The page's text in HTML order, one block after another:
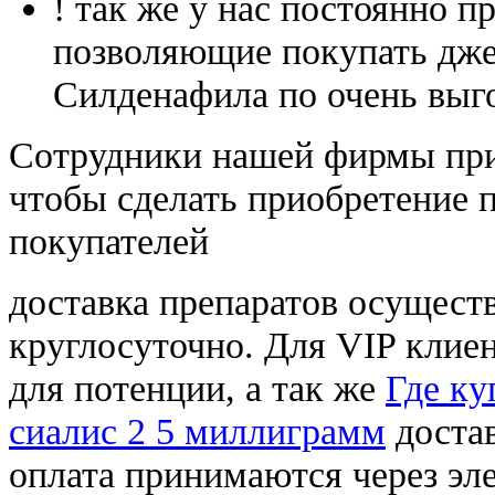
позволяющие покупать
Силденафила по очень
Cотрудники нашей фирмы
чтобы сделать приобретение
покупателей
доставка препаратов
круглосуточно. Для VIP
для потенции, а так же Где
сиалис 2 5 миллиграмм
оплата принимаются через